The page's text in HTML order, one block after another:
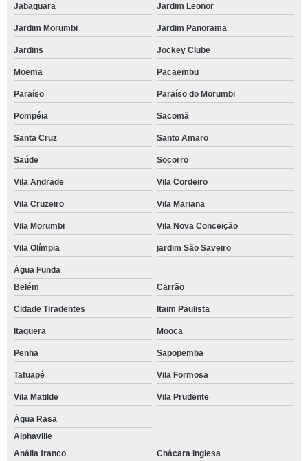
Jabaquara Jardim Leonor
Jardim Morumbi Jardim Panorama
Jardins Jockey Clube
Moema Pacaembu
Paraíso Paraíso do Morumbi
Pompéia Sacomã
Santa Cruz Santo Amaro
Saúde Socorro
Vila Andrade Vila Cordeiro
Vila Cruzeiro Vila Mariana
Vila Morumbi Vila Nova Conceição
Vila Olímpia jardim São Saveiro
Água Funda
Belém
Carrão
Cidade Tiradentes Itaim Paulista
Itaquera Mooca
Penha Sapopemba
Tatuapé Vila Formosa
Vila Matilde Vila Prudente
Água Rasa
Alphaville
Anália franco
Chácara Inglesa